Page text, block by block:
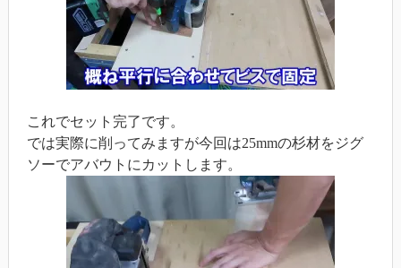
これでセット完了です。
では実際に削ってみますが今回は25mmの杉材をジグ
ソーでアバウトにカットします。